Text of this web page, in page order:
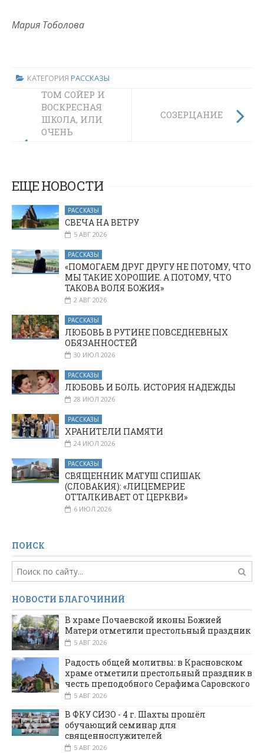
Мария Тоболова
КАТЕГОРИЯ РАССКАЗЫ
ТОМ СОЙЕР И
ВОСКРЕСНАЯ
ШКОЛА, ИЛИ
ОЧЕНЬ
ДУХОВНОМ
ОБРАЗОВАНИИ
СОЗЕРЦАНИЕ
ЕЩЕ НОВОСТИ
РАССКАЗЫ
СВЕЧА НА ВЕТРУ
5 АВГ 2026
РАССКАЗЫ
«ПОМОГАЕМ ДРУГ ДРУГУ НЕ ПОТОМУ, ЧТО
МЫ ТАКИЕ ХОРОШИЕ. А ПОТОМУ, ЧТО
ТАКОВА ВОЛЯ БОЖИЯ»
2 АВГ 2026
РАССКАЗЫ
ЛЮБОВЬ В РУТИНЕ ПОВСЕДНЕВНЫХ
ОБЯЗАННОСТЕЙ
30 ИЮЛ 2026
РАССКАЗЫ
ЛЮБОВЬ И БОЛЬ. ИСТОРИЯ НАДЕЖДЫ
28 ИЮЛ 2026
РАССКАЗЫ
ХРАНИТЕЛИ ПАМЯТИ
24 ИЮЛ 2026
РАССКАЗЫ
СВЯЩЕННИК МАТУШ СПИШАК
(СЛОВАКИЯ): «ЛИЦЕМЕРИЕ
ОТТАЛКИВАЕТ ОТ ЦЕРКВИ»
6 ИЮЛ 2026
ПОИСК
НОВОСТИ БЛАГОЧИНИЙ
В храме Почаевской иконы Божией
Матери отметили престольный праздник
5 АВГ 2026
Радость общей молитвы: в Красновском
храме отметили престольный праздник в
честь преподобного Серафима Саровского
5 АВГ 2026
В ФКУ СИЗО - 4 г. Шахты прошёл
обучающий семинар для
священнослужителей
5 АВГ 2026